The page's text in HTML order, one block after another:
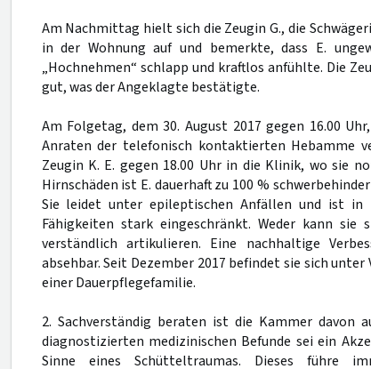
Am Nachmittag hielt sich die Zeugin G., die
in der Wohnung auf und bemerkte, dass E.
„Hochnehmen“ schlapp und kraftlos anfühlte. Die
gut, was der Angeklagte bestätigte.
Am Folgetag, dem 30. August 2017 gegen 16.00
Anraten der telefonisch kontaktierten Hebamme
Zeugin K. E. gegen 18.00 Uhr in die Klinik, wo sie
Hirnschäden ist E. dauerhaft zu 100 %
Sie leidet unter epileptischen Anfällen und ist in
Fähigkeiten stark eingeschränkt. Weder kann sie
verständlich artikulieren. Eine nachhaltige
absehbar. Seit Dezember 2017 befindet sie sich
einer Dauerpflegefamilie.
2. Sachverständig beraten ist die Kammer davon
diagnostizierten medizinischen Befunde sei ein
Sinne eines Schütteltraumas. Dieses führe